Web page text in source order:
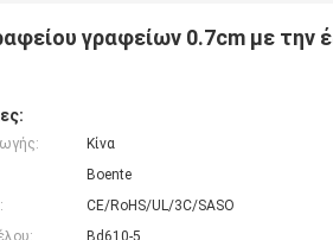
γραφείων 0.7cm με την
Κίνα
Boente
CE/RoHS/UL/3C/SASO